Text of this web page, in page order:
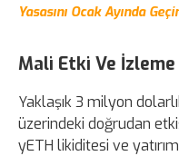
Yasasını Ocak Ayında
Mali Etki Ve İzleme
Yaklaşık 3 milyon
üzerindeki doğrudan
yETH likiditesi ve